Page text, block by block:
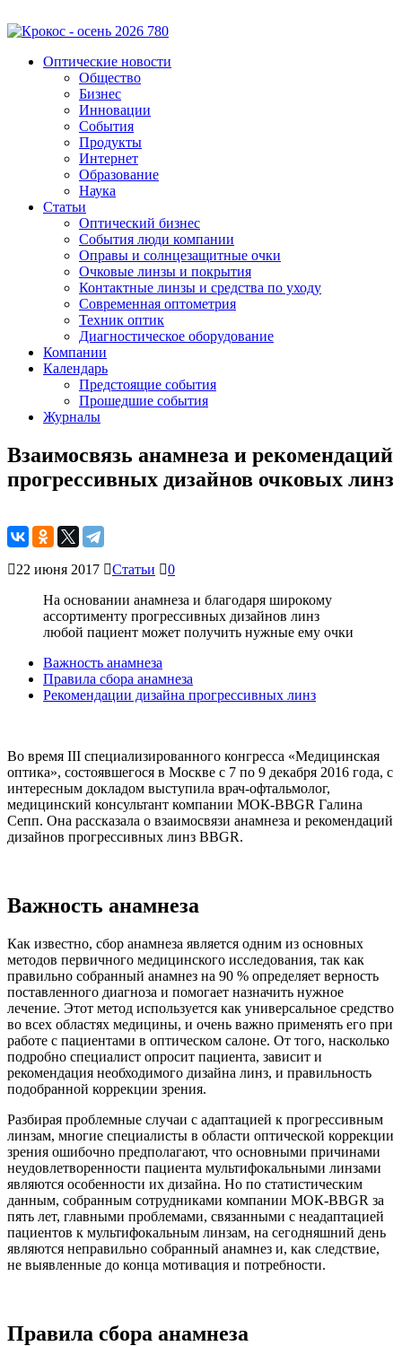
Оптические новости
Общество
Бизнес
Инновации
События
Продукты
Интернет
Образование
Наука
Статьи
Оптический бизнес
События люди компании
Оправы и солнцезащитные очки
Очковые линзы и покрытия
Контактные линзы и средства по уходу
Современная оптометрия
Техник оптик
Диагностическое оборудование
Компании
Календарь
Предстоящие события
Прошедшие события
Журналы
Взаимосвязь анамнеза и рекомендаций
прогрессивных дизайнов очковых линз
22 июня 2017 Статьи
0
На основании анамнеза и благодаря широкому
ассортименту прогрессивных дизайнов линз
любой пациент может получить нужные ему очки
Важность анамнеза
Правила сбора анамнеза
Рекомендации дизайна прогрессивных линз
Во время III специализированного конгресса «Медицинская
оптика», состоявшегося в Москве с 7 по 9 декабря 2016 года, с
интересным докладом выступила врач-офтальмолог,
медицинский консультант компании МОК-BBGR Галина
Сепп. Она рассказала о взаимосвязи анамнеза и рекомендаций
дизайнов прогрессивных линз BBGR.
Важность анамнеза
Как известно, сбор анамнеза является одним из основных
методов первичного медицинского исследования, так как
правильно собранный анамнез на 90 % определяет верность
поставленного диагноза и помогает назначить нужное
лечение. Этот метод используется как универсальное средство
во всех областях медицины, и очень важно применять его при
работе с пациентами в оптическом салоне. От того, насколько
подробно специалист опросит пациента, зависит и
рекомендация необходимого дизайна линз, и правильность
подобранной коррекции зрения.
Разбирая проблемные случаи с адаптацией к прогрессивным
линзам, многие специалисты в области оптической коррекции
зрения ошибочно предполагают, что основными причинами
неудовлетворенности пациента мультифокальными линзами
являются особенности их дизайна. Но по статистическим
данным, собранным сотрудниками компании МОК-BBGR за
пять лет, главными проблемами, связанными с неадаптацией
пациентов к мультифокальным линзам, на сегодняшний день
являются неправильно собранный анамнез и, как следствие,
не выявленные до конца мотивация и потребности.
Правила сбора анамнеза